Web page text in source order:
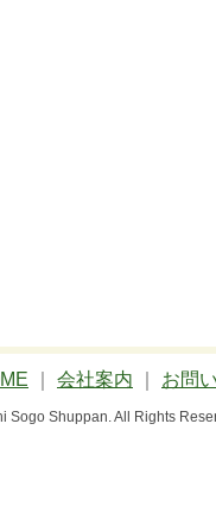
会社案内 お問
Shuppan. All Rights